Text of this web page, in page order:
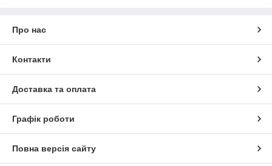
Про нас
Контакти
Доставка та оплата
Графік роботи
Повна версія сайту